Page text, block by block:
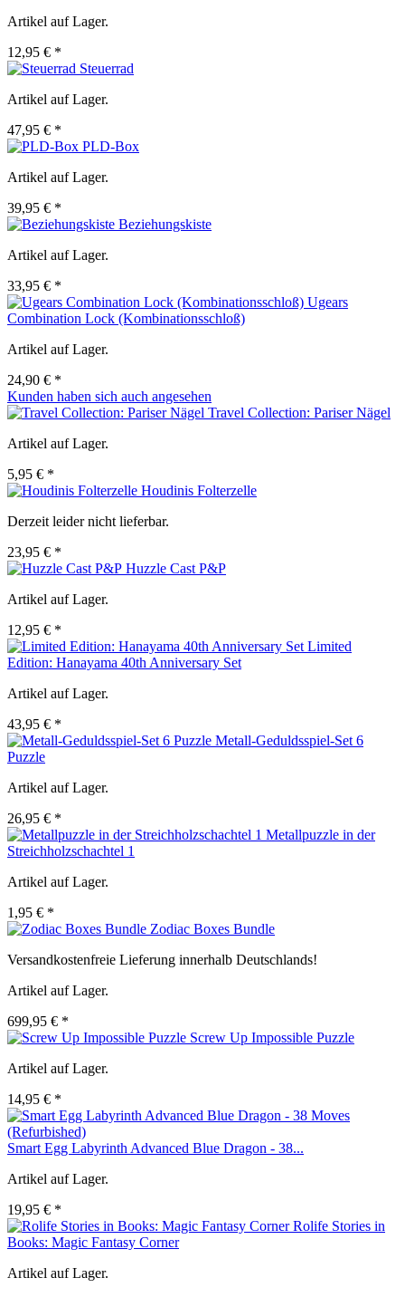
Artikel auf Lager.
12,95 € *
Steuerrad
Artikel auf Lager.
47,95 € *
PLD-Box
Artikel auf Lager.
39,95 € *
Beziehungskiste
Artikel auf Lager.
33,95 € *
Ugears
Combination Lock (Kombinationsschloß)
Artikel auf Lager.
24,90 € *
Kunden haben sich auch angesehen
Travel Collection: Pariser Nägel
Artikel auf Lager.
5,95 € *
Houdinis Folterzelle
Derzeit leider nicht lieferbar.
23,95 € *
Huzzle Cast P&P
Artikel auf Lager.
12,95 € *
Limited
Edition: Hanayama 40th Anniversary Set
Artikel auf Lager.
43,95 € *
Metall-Geduldsspiel-Set 6
Puzzle
Artikel auf Lager.
26,95 € *
Metallpuzzle in der
Streichholzschachtel 1
Artikel auf Lager.
1,95 € *
Zodiac Boxes Bundle
Versandkostenfreie Lieferung innerhalb Deutschlands!
Artikel auf Lager.
699,95 € *
Screw Up Impossible Puzzle
Artikel auf Lager.
14,95 € *
Smart Egg Labyrinth Advanced Blue Dragon - 38...
Artikel auf Lager.
19,95 € *
Rolife Stories in
Books: Magic Fantasy Corner
Artikel auf Lager.